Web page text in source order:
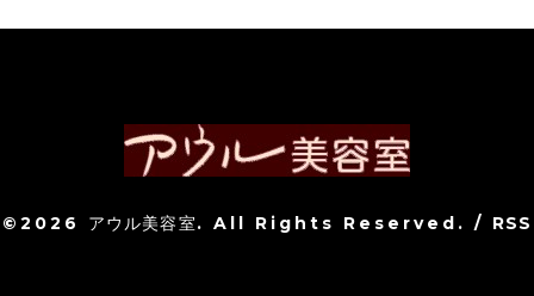
©2026 アウル美容室. All Rights Reserved. / RSS